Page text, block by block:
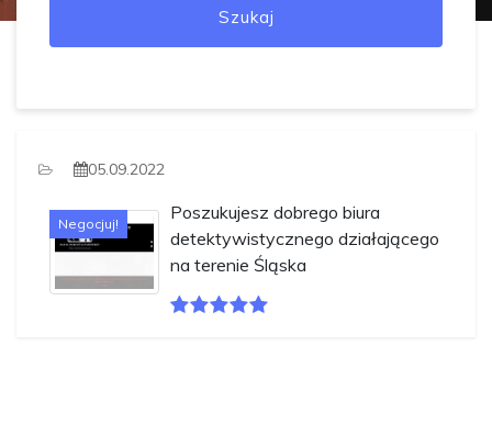
Szukaj
05.09.2022
Negocjuj!
Poszukujesz dobrego biura
detektywistycznego działającego
na terenie Śląska